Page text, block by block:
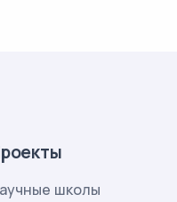
школы